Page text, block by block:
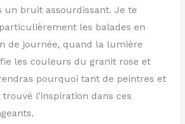
un bruit assourdissant. Je te
les balades en
de journée, quand la lumière
les couleurs du granit rose et
pourquoi tant de peintres et
trouvé l’inspiration dans ces